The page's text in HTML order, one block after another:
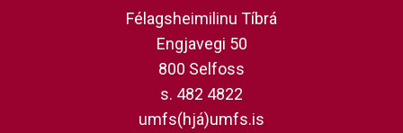
Félagsheimilinu Tíbrá
Engjavegi 50
800 Selfoss
s. 482 4822
umfs(hjá)umfs.is